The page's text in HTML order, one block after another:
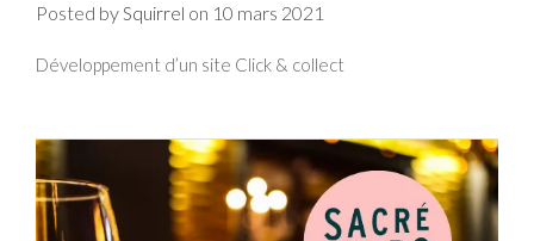
Posted bySquirrel on 10 mars 2021
Développement d’un site Click & collect